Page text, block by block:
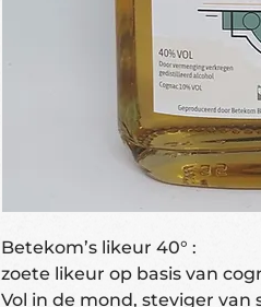
Betekom’s likeur 40° :
zoete likeur op basis van
Vol in de mond, steviger